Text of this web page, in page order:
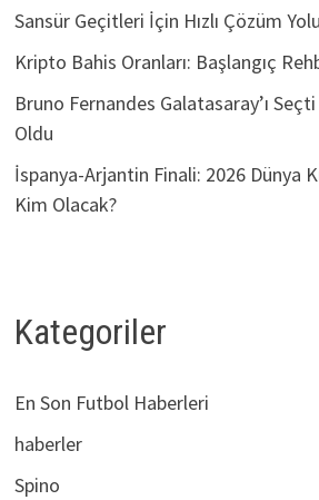
Sansür Geçitleri İçin Hızlı Çözüm Yolu
Kripto Bahis Oranları: Başlangıç
Bruno Fernandes Galatasaray’ı
Oldu
İspanya-Arjantin Finali: 2026 Dünya
Kim Olacak?
Kategoriler
En Son Futbol Haberleri
haberler
Spino